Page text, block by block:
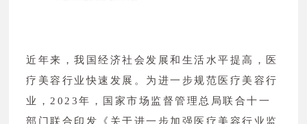
近年来，我国经济社会发展和生活水平提高，医
疗美容行业快速发展。为进一步规范医疗美容行
业，2023年，国家市场监督管理总局联合十一
部门联合印发《关于进一步加强医疗美容行业监